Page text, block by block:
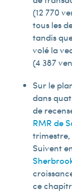
(12 770
tous les
tandis
volé la
(4 387
Sur le
dans
de
RMR de
trimestre,
Suivent
ce